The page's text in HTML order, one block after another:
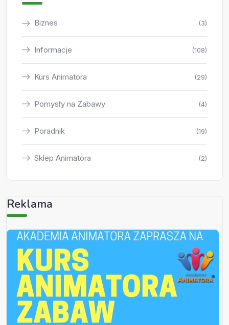
Biznes (3)
Informacje (108)
Kurs Animatora (29)
Pomysły na Zabawy (4)
Poradnik (19)
Sklep Animatora (2)
Reklama